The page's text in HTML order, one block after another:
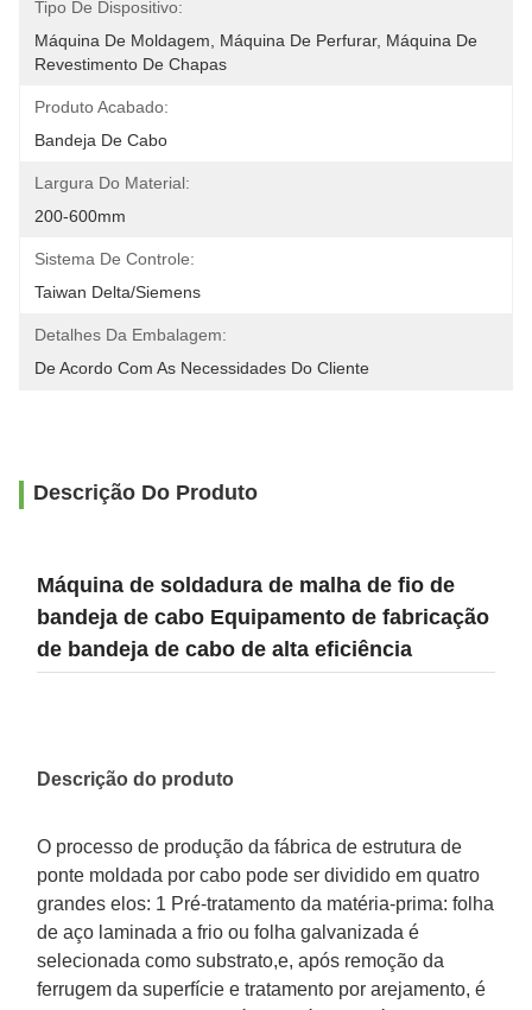
Tipo De Dispositivo:
Máquina De Moldagem, Máquina De Perfurar, Máquina De
Revestimento De Chapas
Produto Acabado:
Bandeja De Cabo
Largura Do Material:
200-600mm
Sistema De Controle:
Taiwan Delta/Siemens
Detalhes Da Embalagem:
De Acordo Com As Necessidades Do Cliente
Descrição Do Produto
Máquina de soldadura de malha de fio de
bandeja de cabo Equipamento de fabricação
de bandeja de cabo de alta eficiência
Descrição do produto
O processo de produção da fábrica de estrutura de
ponte moldada por cabo pode ser dividido em quatro
grandes elos: 1 Pré-tratamento da matéria-prima: folha
de aço laminada a frio ou folha galvanizada é
selecionada como substrato,e, após remoção da
ferrugem da superfície e tratamento por arejamento, é